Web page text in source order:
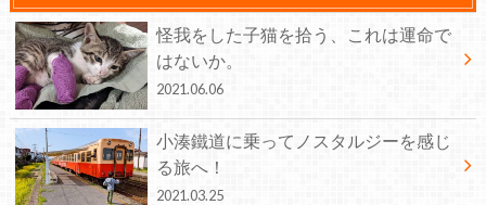
怪我をした子猫を拾う、これは運命で
はないか。
2021.06.06
小湊鐵道に乗ってノスタルジーを感じ
る旅へ！
2021.03.25